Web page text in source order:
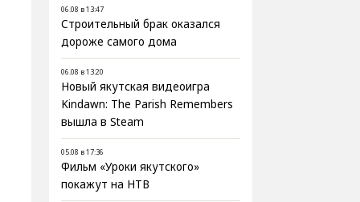
06.08 в 13:47
Строительный брак оказался
дороже самого дома
06.08 в 13:20
Новый якутская видеоигра
Kindawn: The Parish Remembers
вышла в Steam
05.08 в 17:36
Фильм «Уроки якутского»
покажут на НТВ